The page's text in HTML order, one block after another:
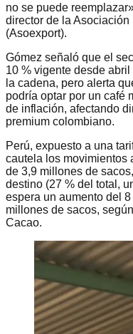
no se puede
director de la
(Asoexport).
Gómez señaló que el
10 % vigente desde
la cadena, pero alerta
podría optar por un café
de inflación, afectando
premium colombiano.
Perú, expuesto a una
cautela los movimientos
de 3,9 millones de
destino (27 % del total,
espera un aumento del
millones de sacos,
Cacao.